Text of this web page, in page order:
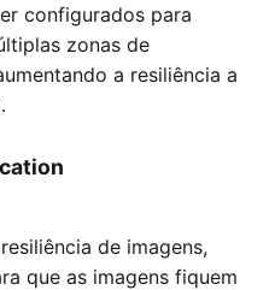
configurados para
zonas de
a resiliência a
de imagens,
que as imagens fiquem